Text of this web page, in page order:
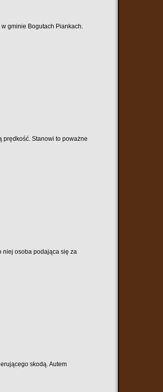
gminie Bogutach Piankach.
prędkość. Stanowi to poważne
niej osoba podająca się za
skodą. Autem